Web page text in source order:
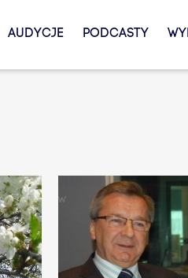
AUDYCJE PODCASTY